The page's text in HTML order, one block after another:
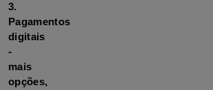
3.
Pagamentos
digitais
-
mais
opções,